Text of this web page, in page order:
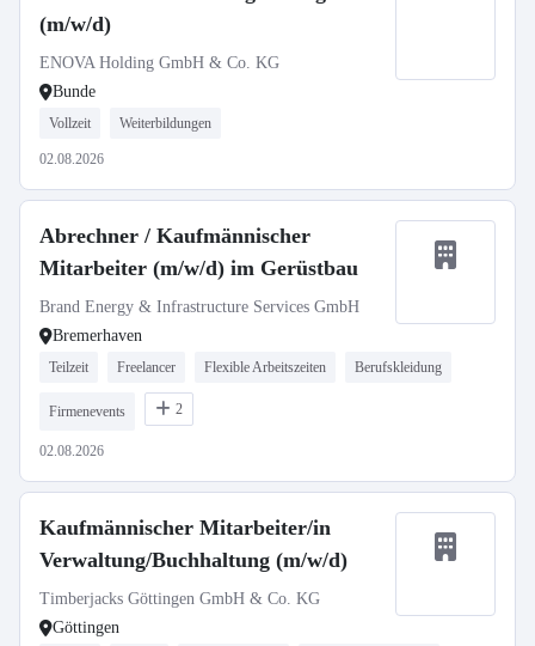
(m/w/d)
ENOVA Holding GmbH & Co. KG
Bunde
Vollzeit Weiterbildungen
02.08.2026
Abrechner / Kaufmännischer
Mitarbeiter (m/w/d) im Gerüstbau
Brand Energy & Infrastructure Services GmbH
Bremerhaven
Teilzeit Freelancer Flexible Arbeitszeiten Berufskleidung
Firmenevents 2
02.08.2026
Kaufmännischer Mitarbeiter/in
Verwaltung/Buchhaltung (m/w/d)
Timberjacks Göttingen GmbH & Co. KG
Göttingen